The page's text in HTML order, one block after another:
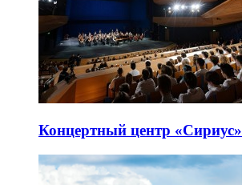
Концертный центр «Сириус»